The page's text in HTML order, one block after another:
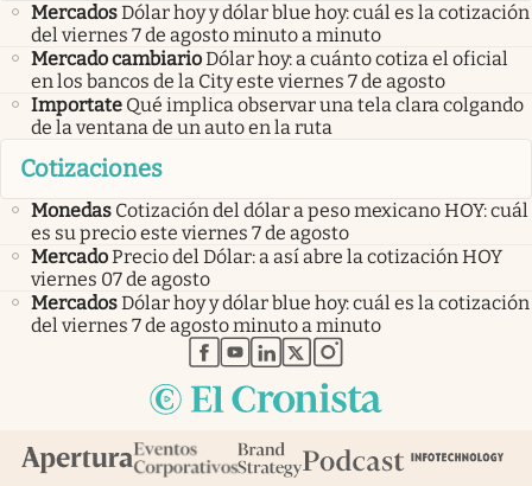
MercadosDólar hoy y dólar blue hoy: cuál es la cotización
del viernes 7 de agosto minuto a minuto
Mercado cambiarioDólar hoy: a cuánto cotiza el oficial
en los bancos de la City este viernes 7 de agosto
Importate Qué implica observar una tela clara colgando
de la ventana de un auto en la ruta
Cotizaciones
Monedas Cotización del dólar a peso mexicano HOY: cuál
es su precio este viernes 7 de agosto
MercadoPrecio del Dólar: a así abre la cotización HOY
viernes 07 de agosto
MercadosDólar hoy y dólar blue hoy: cuál es la cotización
del viernes 7 de agosto minuto a minuto
abre en nueva pestaña
abre en nueva pestaña
abre en nueva pestaña
abre en nueva pestaña
abre en nueva pestaña